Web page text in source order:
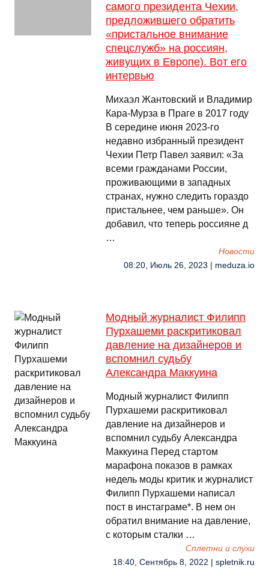
самого президента Чехии,
предложившего обратить
«пристальное внимание
спецслужб» на россиян,
живущих в Европе). Вот его
интервью
Михаэл Жантовский и Владимир
Кара-Мурза в Праге в 2017 году
В середине июня 2023-го
недавно избранный президент
Чехии Петр Павел заявил: «За
всеми гражданами России,
проживающими в западных
странах, нужно следить гораздо
пристальнее, чем раньше». Он
добавил, что теперь россияне д
…
Новости
08:20, Июль 26, 2023 | meduza.io
Модный журналист Филипп
Пурхашеми раскритиковал
давление на дизайнеров и
вспомнил судьбу
Александра Маккуина
Модный журналист Филипп
Пурхашеми раскритиковал
давление на дизайнеров и
вспомнил судьбу Александра
Маккуина Перед стартом
марафона показов в рамках
недель моды критик и журналист
Филипп Пурхашеми написал
пост в инстаграме*. В нем он
обратил внимание на давление,
с которым сталки …
Сплетни и слухи
18:40, Сентябрь 8, 2022 | spletnik.ru